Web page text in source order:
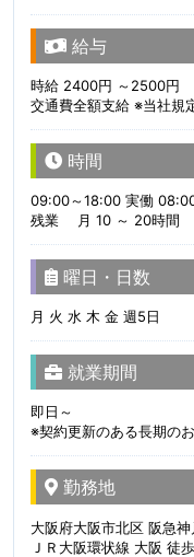
給与
時給 2400円 ～2500円
交通費全額支給 ※当社規
時間
09:00～18:00 実働
残業 月 10 ～ 20時間
曜日・日数
月 火 水 木 金 週5日
就業期間
即日～
※契約更新のある長期のお
勤務地
大阪府大阪市北区 阪急
ＪＲ大阪環状線 大阪 徒